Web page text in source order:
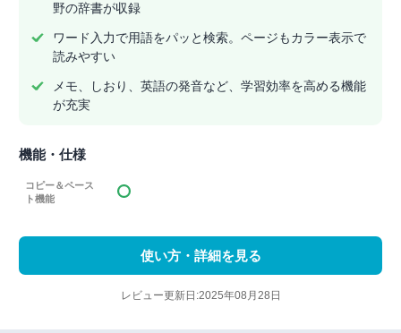
野の辞書が収録
ワード入力で用語をパッと検索。ページもカラー表示で
読みやすい
メモ、しおり、英語の発音など、学習効率を高める機能
が充実
機能・仕様
コピー＆ペース
ト機能
使い方・詳細を見る
レビュー更新日:2025年08月28日